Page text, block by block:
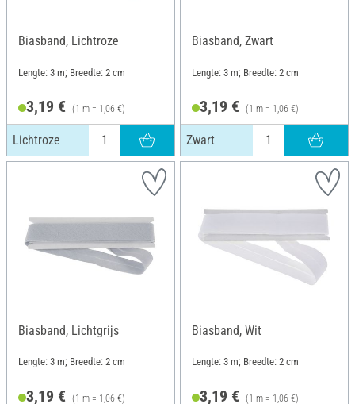
Biasband, Lichtroze
Lengte: 3 m; Breedte: 2 cm
3,19 € (1 m = 1,06 €)
Lichtroze
Biasband, Zwart
Lengte: 3 m; Breedte: 2 cm
3,19 € (1 m = 1,06 €)
Zwart
Biasband, Lichtgrijs
Lengte: 3 m; Breedte: 2 cm
3,19 € (1 m = 1,06 €)
Biasband, Wit
Lengte: 3 m; Breedte: 2 cm
3,19 € (1 m = 1,06 €)